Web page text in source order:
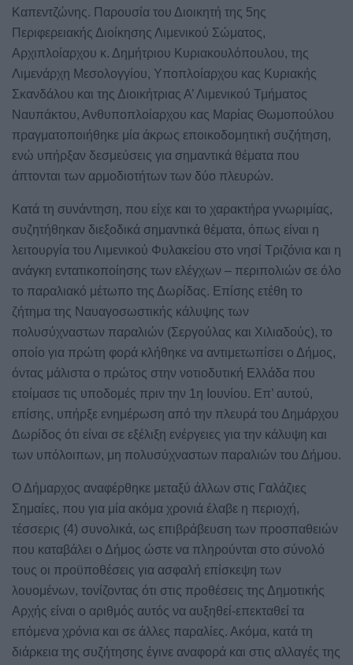
Καπεντζώνης. Παρουσία του Διοικητή της 5ης
Περιφερειακής Διοίκησης Λιμενικού Σώματος,
Αρχιπλοίαρχου κ. Δημήτριου Κυριακουλόπουλου, της
Λιμενάρχη Μεσολογγίου, Υποπλοίαρχου κας Κυριακής
Σκανδάλου και της Διοικήτριας Α’ Λιμενικού Τμήματος
Ναυπάκτου, Ανθυποπλοίαρχου κας Μαρίας Θωμοπούλου
πραγματοποιήθηκε μία άκρως εποικοδομητική συζήτηση,
ενώ υπήρξαν δεσμεύσεις για σημαντικά θέματα που
άπτονται των αρμοδιοτήτων των δύο πλευρών.
Κατά τη συνάντηση, που είχε και το χαρακτήρα γνωριμίας,
συζητήθηκαν διεξοδικά σημαντικά θέματα, όπως είναι η
λειτουργία του Λιμενικού Φυλακείου στο νησί Τριζόνια και η
ανάγκη εντατικοποίησης των ελέγχων – περιπολιών σε όλο
το παραλιακό μέτωπο της Δωρίδας. Επίσης ετέθη το
ζήτημα της Ναυαγοσωστικής κάλυψης των
πολυσύχναστων παραλιών (Σεργούλας και Χιλιαδούς), το
οποίο για πρώτη φορά κλήθηκε να αντιμετωπίσει ο Δήμος,
όντας μάλιστα ο πρώτος στην νοτιοδυτική Ελλάδα που
ετοίμασε τις υποδομές πριν την 1η Ιουνίου. Επ’ αυτού,
επίσης, υπήρξε ενημέρωση από την πλευρά του Δημάρχου
Δωρίδος ότι είναι σε εξέλιξη ενέργειες για την κάλυψη και
των υπόλοιπων, μη πολυσύχναστων παραλιών του Δήμου.
Ο Δήμαρχος αναφέρθηκε μεταξύ άλλων στις Γαλάζιες
Σημαίες, που για μία ακόμα χρονιά έλαβε η περιοχή,
τέσσερις (4) συνολικά, ως επιβράβευση των προσπαθειών
που καταβάλει ο Δήμος ώστε να πληρούνται στο σύνολό
τους οι προϋποθέσεις για ασφαλή επίσκεψη των
λουομένων, τονίζοντας ότι στις προθέσεις της Δημοτικής
Αρχής είναι ο αριθμός αυτός να αυξηθεί-επεκταθεί τα
επόμενα χρόνια και σε άλλες παραλίες. Ακόμα, κατά τη
διάρκεια της συζήτησης έγινε αναφορά και στις αλλαγές της